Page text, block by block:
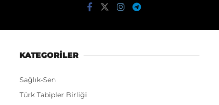
KATEGORİLER
Sağlık-Sen
Türk Tabipler Birliği